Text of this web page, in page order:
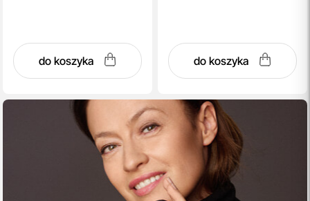
do koszyka do koszyka